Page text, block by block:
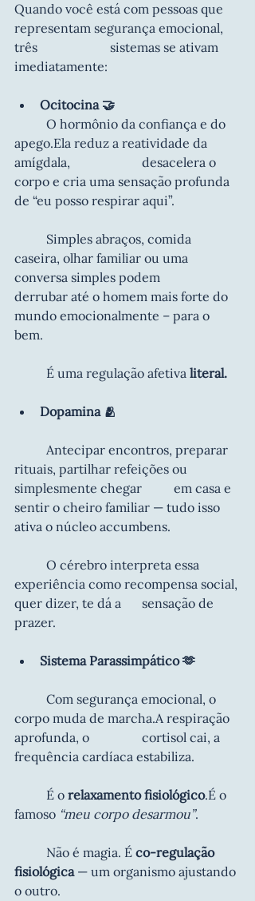
Quando você está com pessoas que
representam segurança emocional,
três 			sistemas se ativam
imediatamente:
Ocitocina 🤝
apego.Ela reduz a reatividade da
amígdala, 			desacelera o
corpo e cria uma sensação profunda
de “eu posso respirar aqui”.
caseira, olhar familiar ou uma
conversa simples podem
derrubar até o homem mais forte do
mundo emocionalmente – para o
bem.
	É uma regulação afetiva
literal.
Dopamina 🫂
rituais, partilhar refeições ou
simplesmente chegar 	em casa e
sentir o cheiro familiar — tudo isso
ativa o núcleo accumbens.
experiência como recompensa social,
quer dizer, te dá a 	sensação de
prazer.
Sistema Parassimpático 🫶
corpo muda de marcha.A respiração
aprofunda, o 		cortisol cai, a
frequência cardíaca estabiliza.
	É o
relaxamento fisiológico.É o
famoso “meu corpo desarmou”.
	Não é magia. É
co-regulação
fisiológica — um organismo ajustando
o outro.